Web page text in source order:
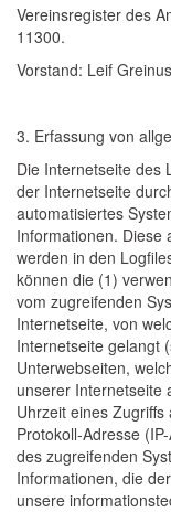
Vereinsregister des
11300.
Vorstand: Leif
3. Erfassung von
Die Internetseite des
der Internetseite
automatisiertes
Informationen. Diese
werden in den
können die (1)
vom zugreifenden
Internetseite, von
Internetseite gelangt
Unterwebseiten,
unserer Internetseite
Uhrzeit eines
Protokoll-Adresse
des zugreifenden
Informationen, die
unsere